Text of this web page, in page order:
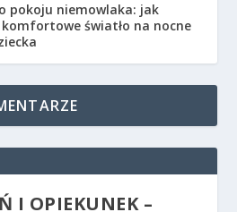
pokoju niemowlaka: jak
światło na nocne
I OPIEKUNEK –